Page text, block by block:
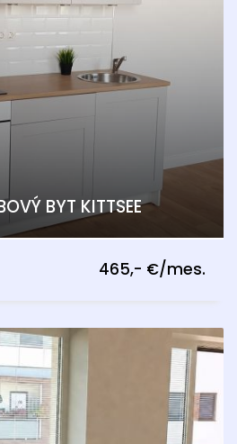
BYT KITTSEE
465,- €/mes.